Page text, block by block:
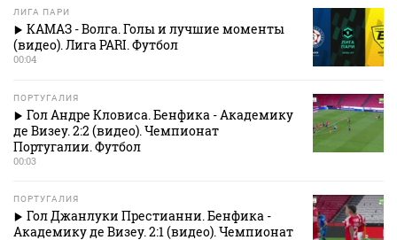
ЛИГА ПАРИ
КАМАЗ - Волга. Голы и лучшие моменты
(видео). Лига PARI. Футбол
00:04
ПОРТУГАЛИЯ
Гол Андре Кловиса. Бенфика - Академику
де Визеу. 2:2 (видео). Чемпионат
Португалии. Футбол
00:03
ПОРТУГАЛИЯ
Гол Джанлуки Престианни. Бенфика -
Академику де Визеу. 2:1 (видео). Чемпионат